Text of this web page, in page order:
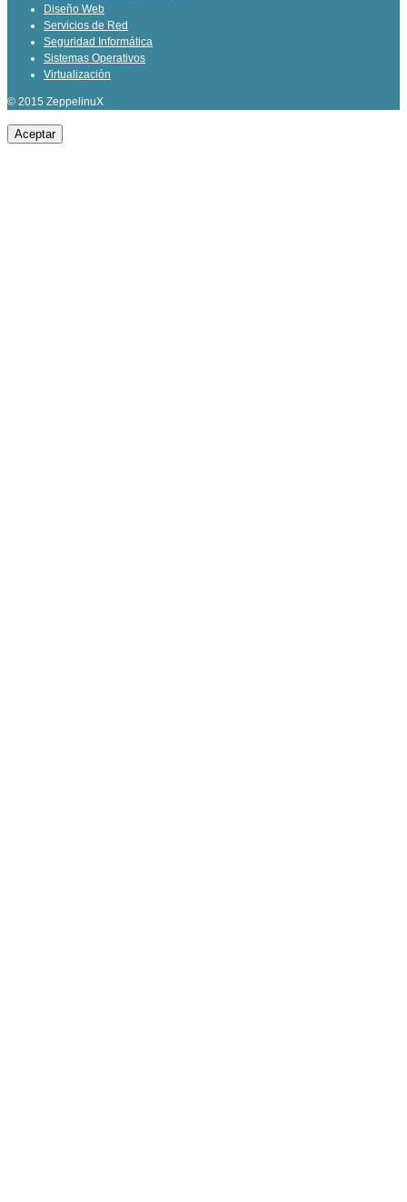
Diseño Web
Servicios de Red
Seguridad Informática
Sistemas Operativos
Virtualización
© 2015 ZeppelinuX
Aceptar